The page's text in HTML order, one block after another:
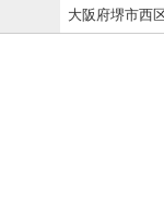
大阪府堺市西